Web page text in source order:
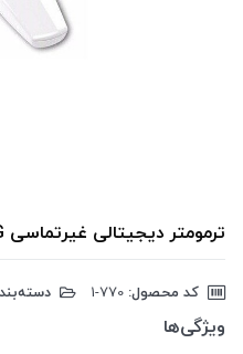
ترمومتر دیجیتالی غیرتماسی DR.G
کد محصول:
ویژگی‌ها